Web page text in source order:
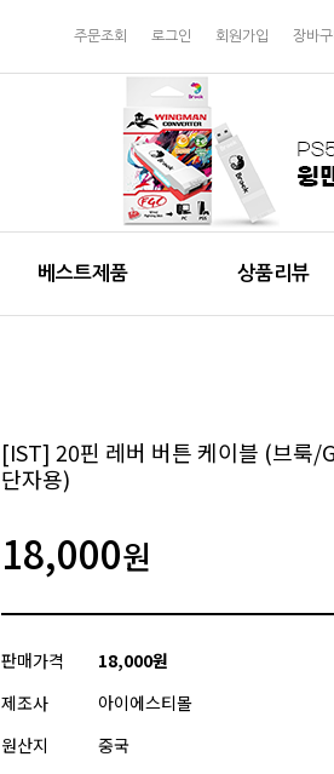
주문조회 로그인 회원가입 장바구
베스트제품 상품리뷰
[IST] 20핀 레버 버튼 케이블 (브룩/
단자용)
18,000원
판매가격 18,000원
제조사
아이에스티몰
원산지
중국